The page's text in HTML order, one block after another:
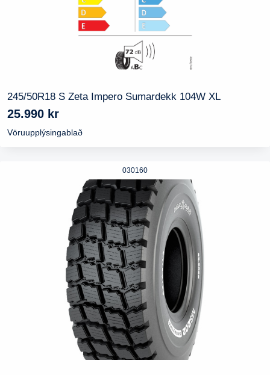
245/50R18 S Zeta Impero Sumardekk 104W XL
25.990 kr
Vöruupplýsingablað
030160